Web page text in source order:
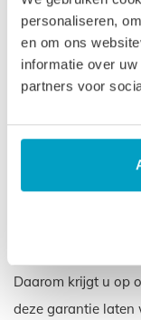
personaliseren,
en om ons
informatie over
partners voor
12 jaar, ook bij
Een product dat
vervangen. En dat
deze manier willen
komen.
Garantie
Daarom krijgt u op
deze garantie laten